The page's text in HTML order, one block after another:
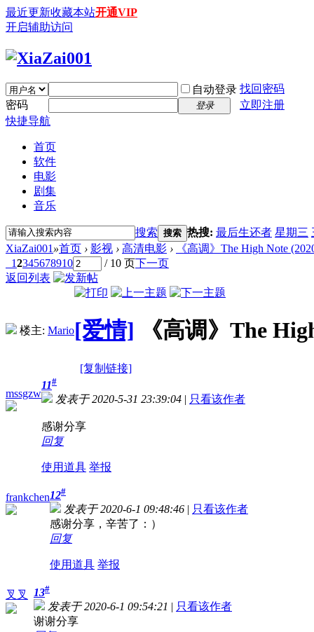
最近更新收藏本站开通VIP
开启辅助访问
自动登录 找回密码
密码
登录
立即注册
快捷导航
首页
软件
电影
剧集
音乐
搜索 搜索 热搜: 最后生还者 星期三
XiaZai001 »首页 › 影视 › 高清电影 ›
《高调》The High Note
12345678910 / 10 页下一页
返回列表
楼主: Mario[爱情] 《高调》The
[复制链接]
mssgzw
11#
发表于 2020-5-31 23:39:04 | 只看该作者
感谢分享
回复
使用道具 举报
frankchen12#
发表于 2020-6-1 09:48:46 | 只看该作者
感谢分享，辛苦了：）
回复
使用道具 举报
叉叉 13#
发表于 2020-6-1 09:54:21 | 只看该作者
谢谢分享